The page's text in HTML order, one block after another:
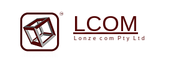
LCOM
L o n z e c o m P t y L t d